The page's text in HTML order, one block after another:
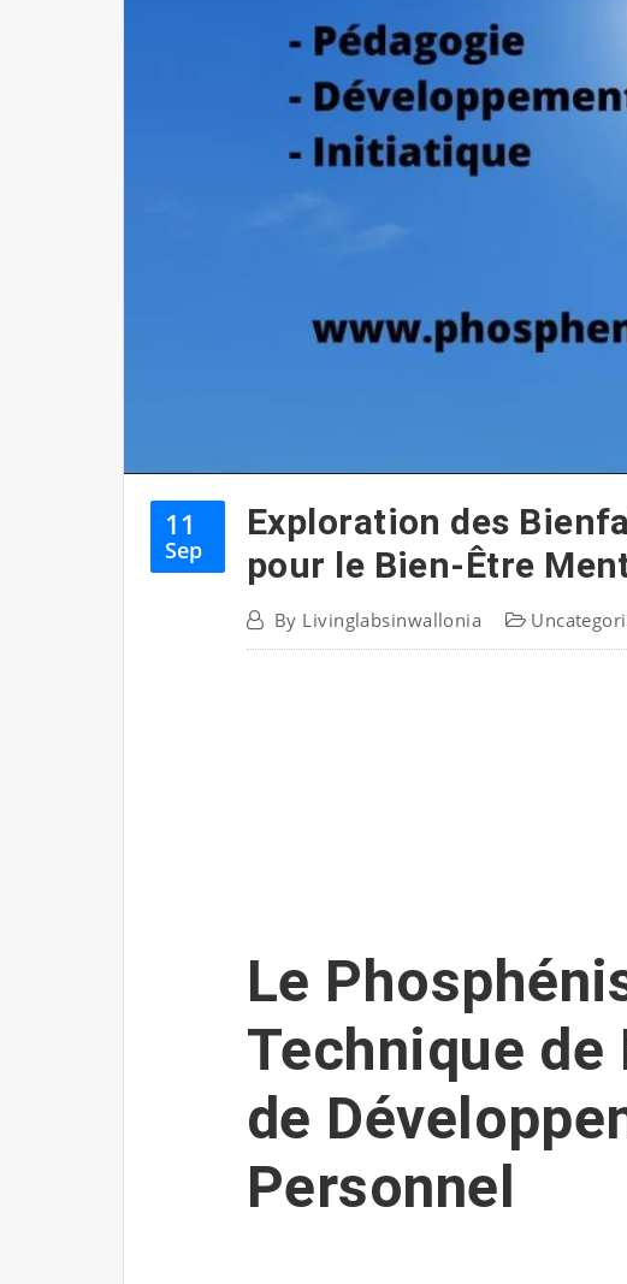
11
Sep
Exploration des
pour le Bien-Être
By Livinglabsinwallonia
Le
Technique
de
Personnel